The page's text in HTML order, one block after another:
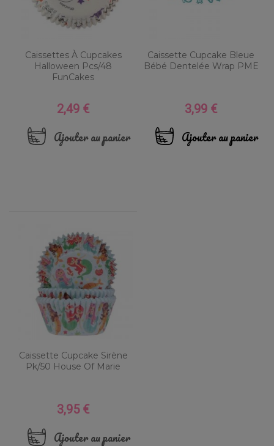
Caissettes À Cupcakes
Halloween Pcs/48
FunCakes
Prix
2,49 €
Ajouter au panier
Caissette Cupcake Bleue
Bébé Dentelée Wrap PME
Prix
3,99 €
Ajouter au panier
Caissette Cupcake Sirène
Pk/50 House Of Marie
Prix
3,95 €
Ajouter au panier